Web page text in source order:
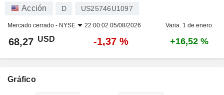
Acción D US25746U1097
Mercado cerrado - NYSE 22:00:02 05/08/2026 Varia. 1 de enero.
68,27 USD -1,37 % +16,52 %
Gráfico